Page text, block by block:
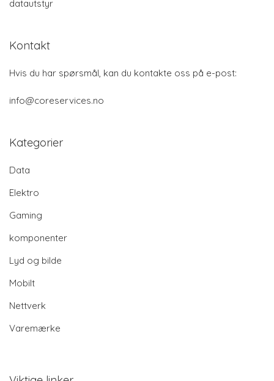
datautstyr
Kontakt
Hvis du har spørsmål, kan du kontakte oss på e-post:
info@coreservices.no
Kategorier
Data
Elektro
Gaming
komponenter
Lyd og bilde
Mobilt
Nettverk
Varemærke